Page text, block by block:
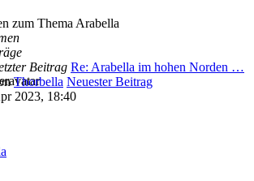
zum Thema Arabella
Beitrag Re: Arabella im hohen Norden …
Thorbella Neuester Beitrag
2023, 18:40